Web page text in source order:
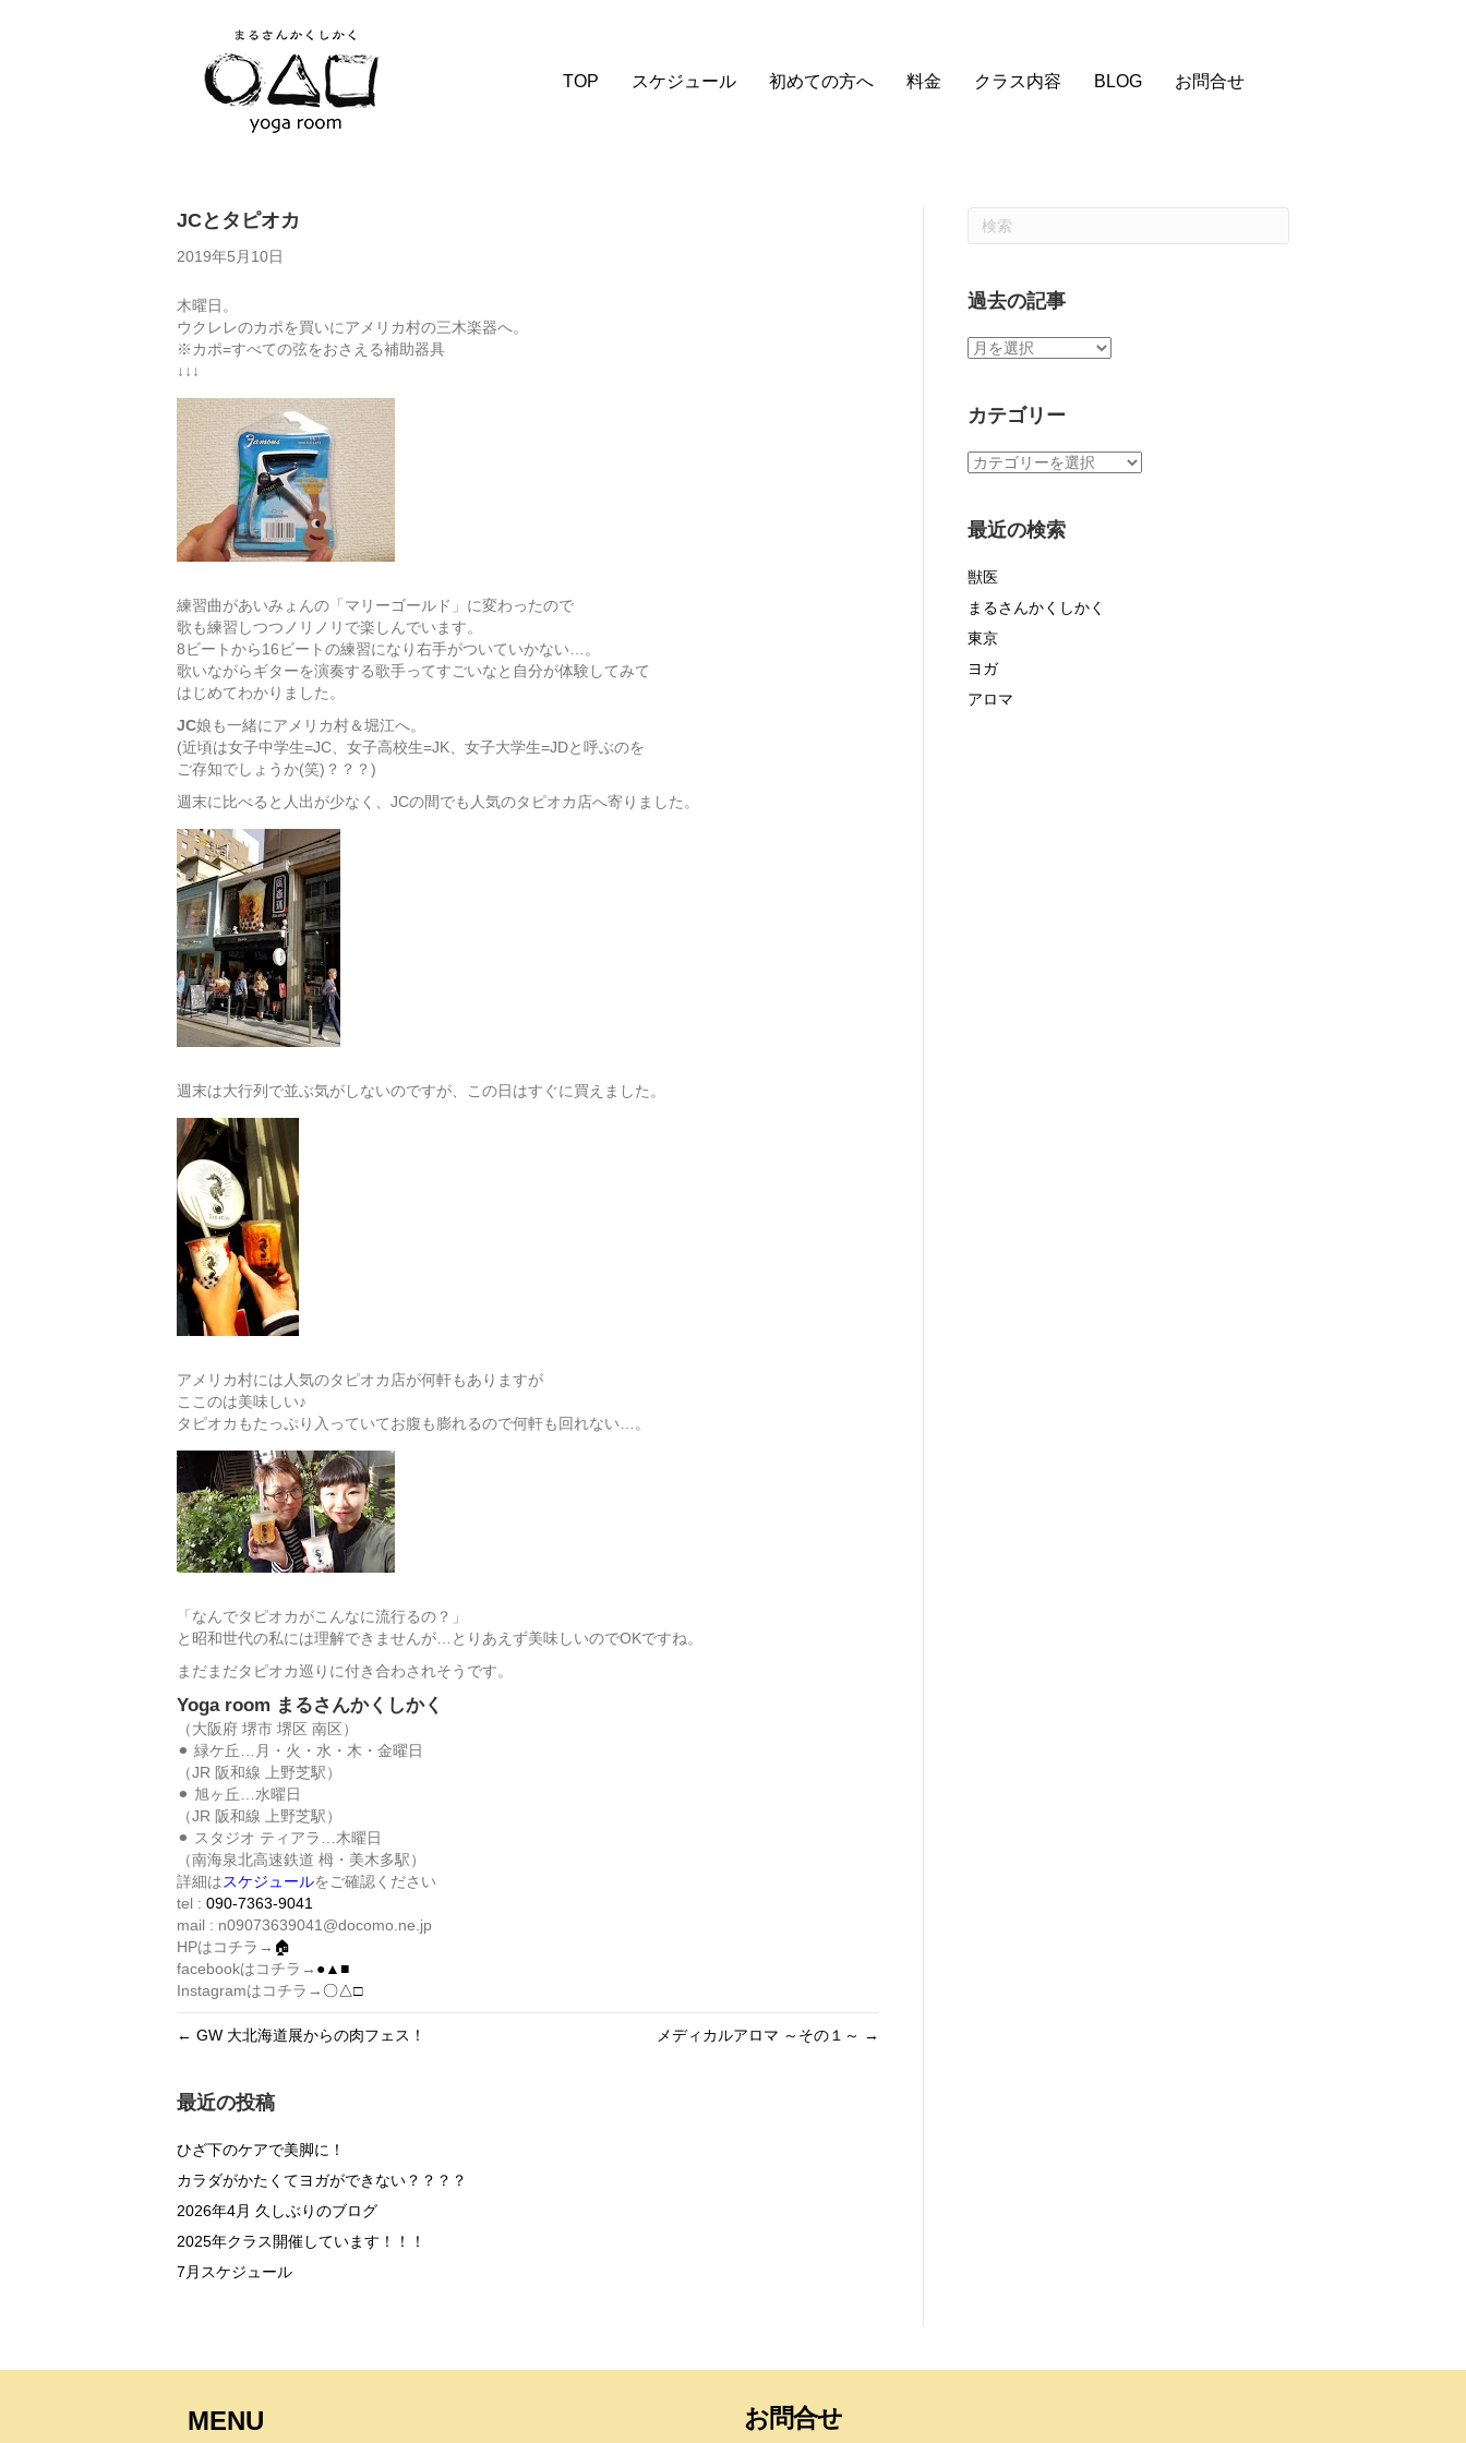
TOP スケジュール 初めての方へ 料金 クラス内容 BLOG お問合せ
JCとタピオカ
2019年5月10日
木曜日。
ウクレレのカポを買いにアメリカ村の三木楽器へ。
※カポ=すべての弦をおさえる補助器具
↓↓↓
練習曲があいみょんの「マリーゴールド」に変わったので
歌も練習しつつノリノリで楽しんでいます。
8ビートから16ビートの練習になり右手がついていかない…。
歌いながらギターを演奏する歌手ってすごいなと自分が体験してみて
はじめてわかりました。
JC娘も一緒にアメリカ村＆堀江へ。
(近頃は女子中学生=JC、女子高校生=JK、女子大学生=JDと呼ぶのを
ご存知でしょうか(笑)？？？)
週末に比べると人出が少なく、JCの間でも人気のタピオカ店へ寄りました。
週末は大行列で並ぶ気がしないのですが、この日はすぐに買えました。
アメリカ村には人気のタピオカ店が何軒もありますが
ここのは美味しい♪
タピオカもたっぷり入っていてお腹も膨れるので何軒も回れない…。
「なんでタピオカがこんなに流行るの？」
と昭和世代の私には理解できませんが…とりあえず美味しいのでOKですね。
まだまだタピオカ巡りに付き合わされそうです。
Yoga room まるさんかくしかく
（大阪府 堺市 堺区 南区）
⚫︎ 緑ケ丘…月・火・水・木・金曜日
（JR 阪和線 上野芝駅）
⚫︎ 旭ヶ丘…水曜日
（JR 阪和線 上野芝駅）
⚫︎ スタジオ ティアラ…木曜日
（南海泉北高速鉄道 栂・美木多駅）
詳細はスケジュールをご確認ください
tel : 090-7363-9041
mail : n09073639041@docomo.ne.jp
HPはコチラ→ 🏠
facebookはコチラ→ ●▲■
Instagramはコチラ→ 〇△□
← GW 大北海道展からの肉フェス！ メディカルアロマ ～その１～ →
最近の投稿
ひざ下のケアで美脚に！
カラダがかたくてヨガができない？？？？
2026年4月 久しぶりのブログ
2025年クラス開催しています！！！
7月スケジュール
過去の記事
過
記
カテゴリー
カ
リ
最近の検索
獣医
まるさんかくしかく
東京
ヨガ
アロマ
MENU お問合せ